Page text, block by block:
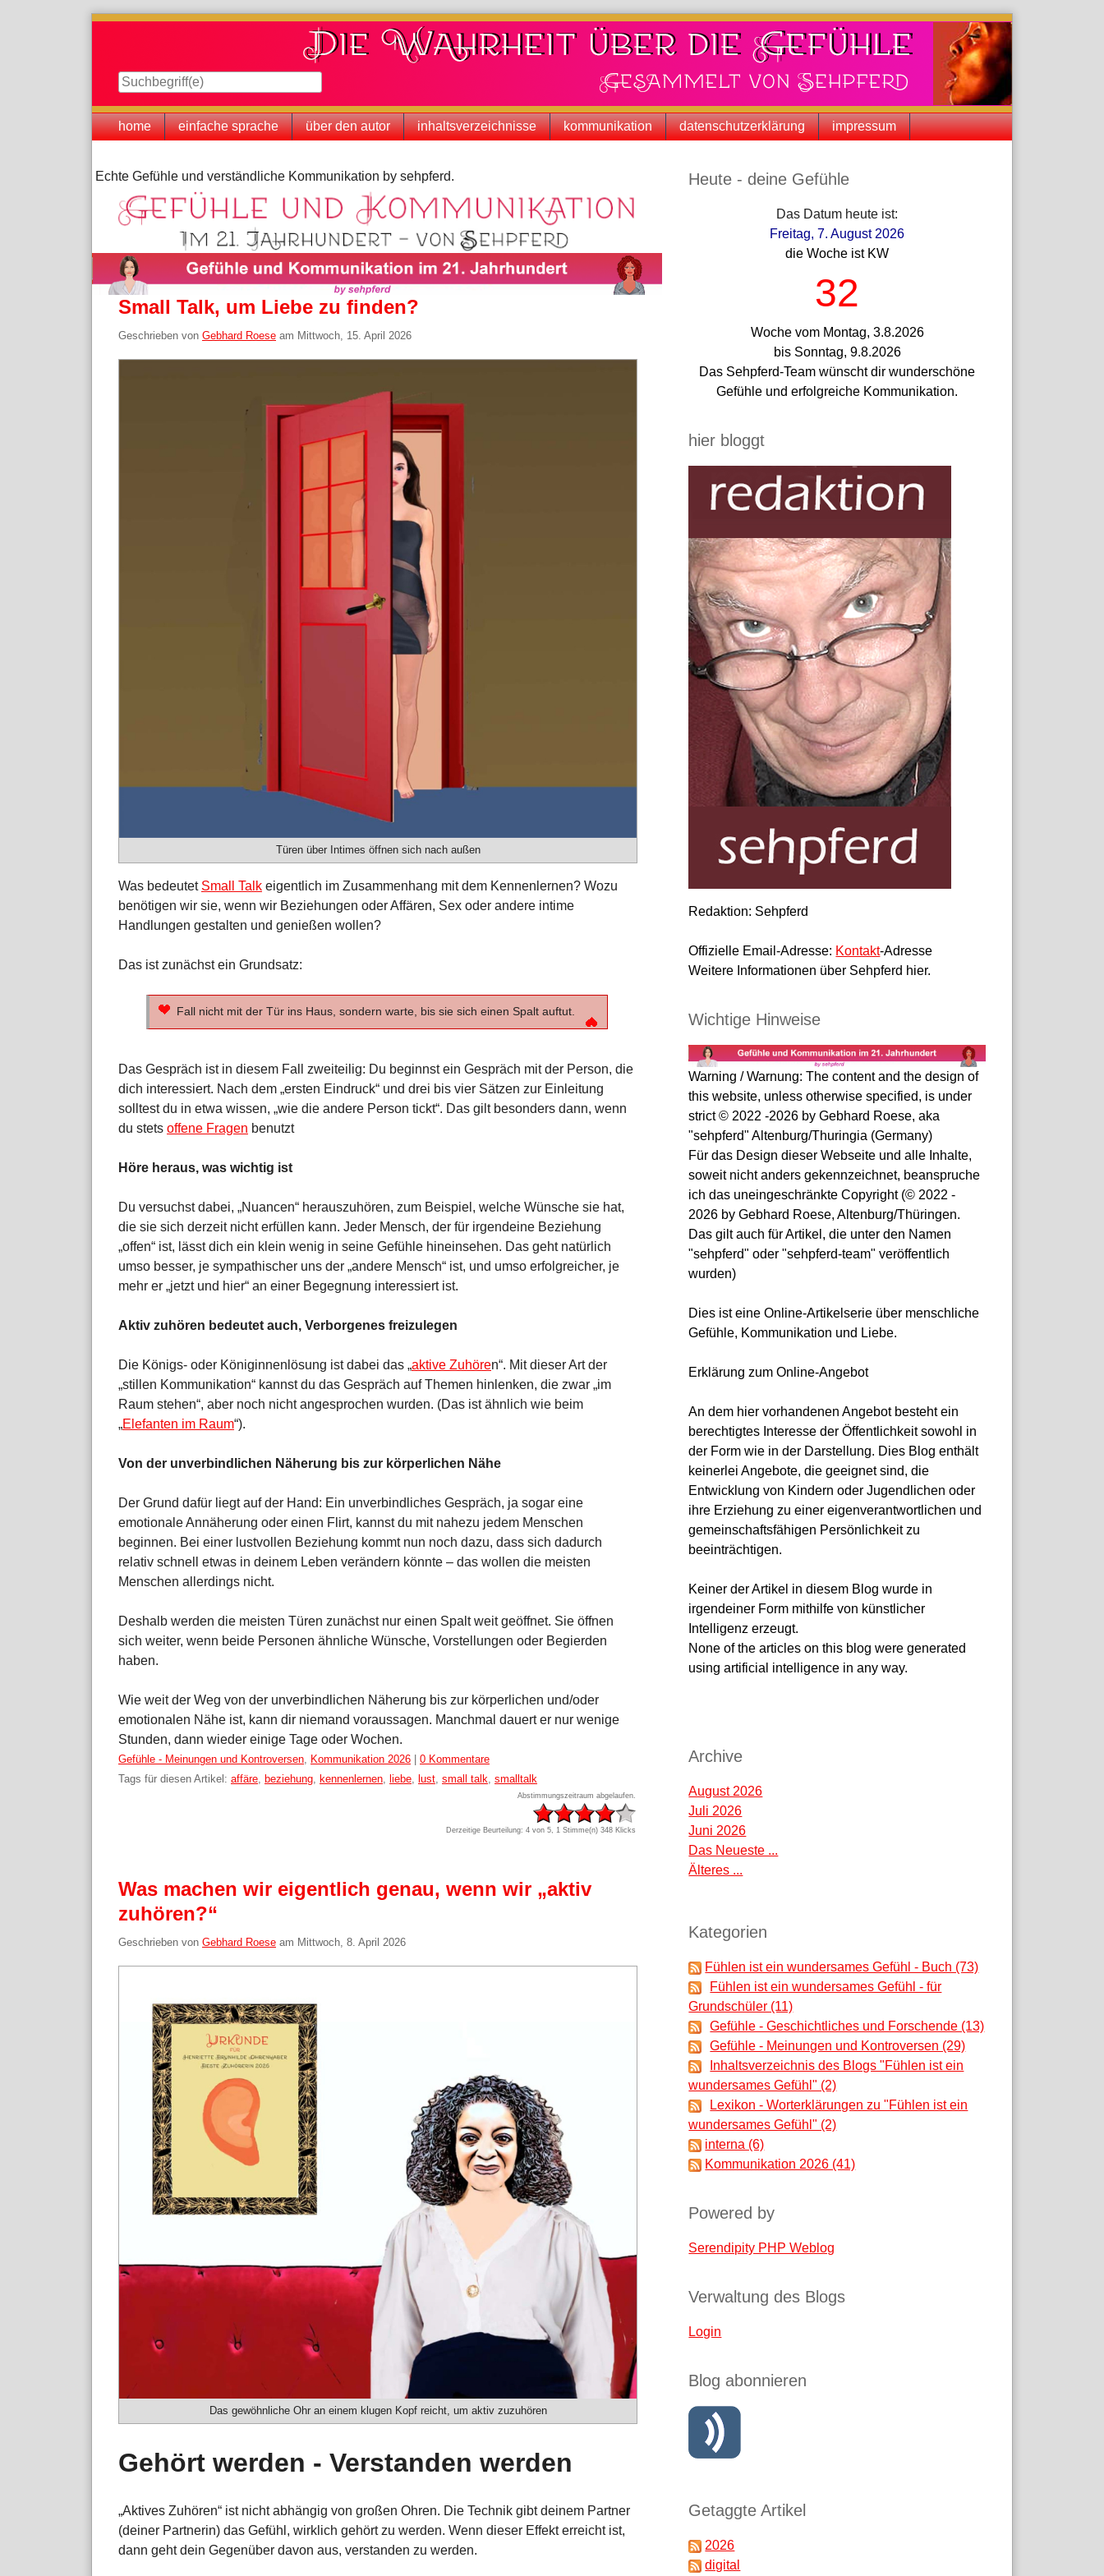
Navigation
home einfache sprache über den autor inhaltsverzeichnisse kommunikation datenschutzerklärung impressum
Echte Gefühle und verständliche Kommunikation by sehpferd.
Small Talk, um Liebe zu finden?
Geschrieben von Gebhard Roese am Mittwoch, 15. April 2026
Türen über Intimes öffnen sich nach außen
Was bedeutet Small Talk eigentlich im Zusammenhang mit dem Kennenlernen? Wozu
benötigen wir sie, wenn wir Beziehungen oder Affären, Sex oder andere intime
Handlungen gestalten und genießen wollen?
Das ist zunächst ein Grundsatz:
Fall nicht mit der Tür ins Haus, sondern warte, bis sie sich einen Spalt auftut.
Das Gespräch ist in diesem Fall zweiteilig: Du beginnst ein Gespräch mit der Person, die
dich interessiert. Nach dem „ersten Eindruck“ und drei bis vier Sätzen zur Einleitung
solltest du in etwa wissen, „wie die andere Person tickt“. Das gilt besonders dann, wenn
du stets offene Fragen benutzt
Höre heraus, was wichtig ist
Du versuchst dabei, „Nuancen“ herauszuhören, zum Beispiel, welche Wünsche sie hat,
die sie sich derzeit nicht erfüllen kann. Jeder Mensch, der für irgendeine Beziehung
„offen“ ist, lässt dich ein klein wenig in seine Gefühle hineinsehen. Das geht natürlich
umso besser, je sympathischer uns der „andere Mensch“ ist, und umso erfolgreicher, je
mehr er „jetzt und hier“ an einer Begegnung interessiert ist.
Aktiv zuhören bedeutet auch, Verborgenes freizulegen
Die Königs- oder Königinnenlösung ist dabei das „aktive Zuhören“. Mit dieser Art der
„stillen Kommunikation“ kannst du das Gespräch auf Themen hinlenken, die zwar „im
Raum stehen“, aber noch nicht angesprochen wurden. (Das ist ähnlich wie beim
„Elefanten im Raum“).
Von der unverbindlichen Näherung bis zur körperlichen Nähe
Der Grund dafür liegt auf der Hand: Ein unverbindliches Gespräch, ja sogar eine
emotionale Annäherung oder einen Flirt, kannst du mit nahezu jedem Menschen
beginnen. Bei einer lustvollen Beziehung kommt nun noch dazu, dass sich dadurch
relativ schnell etwas in deinem Leben verändern könnte – das wollen die meisten
Menschen allerdings nicht.
Deshalb werden die meisten Türen zunächst nur einen Spalt weit geöffnet. Sie öffnen
sich weiter, wenn beide Personen ähnliche Wünsche, Vorstellungen oder Begierden
haben.
Wie weit der Weg von der unverbindlichen Näherung bis zur körperlichen und/oder
emotionalen Nähe ist, kann dir niemand voraussagen. Manchmal dauert er nur wenige
Stunden, dann wieder einige Tage oder Wochen.
Kategorien:
Gefühle - Meinungen und Kontroversen, Kommunikation 2026
0 Kommentare
Tags für diesen Artikel: affäre, beziehung, kennenlernen, liebe, lust, small talk, smalltalk
Abstimmungszeitraum abgelaufen.
Derzeitige Beurteilung: 4 von 5, 1 Stimme(n) 348 Klicks
Was machen wir eigentlich genau, wenn wir „aktiv
zuhören?“
Geschrieben von Gebhard Roese am Mittwoch, 8. April 2026
Das gewöhnliche Ohr an einem klugen Kopf reicht, um aktiv zuzuhören
Gehört werden - Verstanden werden
„Aktives Zuhören“ ist nicht abhängig von großen Ohren. Die Technik gibt deinem Partner
(deiner Partnerin) das Gefühl, wirklich gehört zu werden. Wenn dieser Effekt erreicht ist,
dann geht dein Gegenüber davon aus, verstanden zu werden.
Seitenleiste
Heute - deine Gefühle
Das Datum heute ist:
Freitag, 7. August 2026
die Woche ist KW
32
Woche vom Montag, 3.8.2026
bis Sonntag, 9.8.2026
Das Sehpferd-Team wünscht dir wunderschöne
Gefühle und erfolgreiche Kommunikation.
hier bloggt
Redaktion: Sehpferd
Offizielle Email-Adresse: Kontakt-Adresse
Weitere Informationen über Sehpferd hier.
Wichtige Hinweise
Warning / Warnung: The content and the design of
this website, unless otherwise specified, is under
strict © 2022 -2026 by Gebhard Roese, aka
"sehpferd" Altenburg/Thuringia (Germany)
Für das Design dieser Webseite und alle Inhalte,
soweit nicht anders gekennzeichnet, beanspruche
ich das uneingeschränkte Copyright (© 2022 -
2026 by Gebhard Roese, Altenburg/Thüringen.
Das gilt auch für Artikel, die unter den Namen
"sehpferd" oder "sehpferd-team" veröffentlich
wurden)
Dies ist eine Online-Artikelserie über menschliche
Gefühle, Kommunikation und Liebe.
Erklärung zum Online-Angebot
An dem hier vorhandenen Angebot besteht ein
berechtigtes Interesse der Öffentlichkeit sowohl in
der Form wie in der Darstellung. Dies Blog enthält
keinerlei Angebote, die geeignet sind, die
Entwicklung von Kindern oder Jugendlichen oder
ihre Erziehung zu einer eigenverantwortlichen und
gemeinschaftsfähigen Persönlichkeit zu
beeinträchtigen.
Keiner der Artikel in diesem Blog wurde in
irgendeiner Form mithilfe von künstlicher
Intelligenz erzeugt.
None of the articles on this blog were generated
using artificial intelligence in any way.
Archive
August 2026
Juli 2026
Juni 2026
Das Neueste ...
Älteres ...
Kategorien
Fühlen ist ein wundersames Gefühl - Buch (73)
Fühlen ist ein wundersames Gefühl - für
Grundschüler (11)
Gefühle - Geschichtliches und Forschende (13)
Gefühle - Meinungen und Kontroversen (29)
Inhaltsverzeichnis des Blogs "Fühlen ist ein
wundersames Gefühl" (2)
Lexikon - Worterklärungen zu "Fühlen ist ein
wundersames Gefühl" (2)
interna (6)
Kommunikation 2026 (41)
Powered by
Serendipity PHP Weblog
Verwaltung des Blogs
Login
Blog abonnieren
Getaggte Artikel
2026
digital